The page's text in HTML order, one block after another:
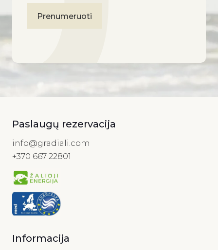
Paslaugų rezervacija
info@gradiali.com
+370 667 22801
Informacija